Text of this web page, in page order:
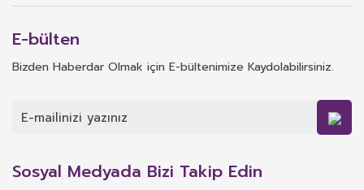
E-bülten
Bizden Haberdar Olmak için E-bültenimize Kaydolabilirsiniz.
Sosyal Medyada Bizi Takip Edin